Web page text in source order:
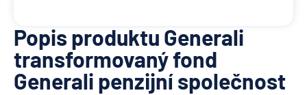
Popis produktu Generali
transformovaný fond
Generali penzijní společnost